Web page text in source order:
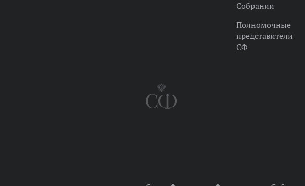
Собрании
Полномочные
представители
СФ